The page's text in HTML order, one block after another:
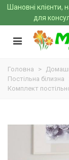
Шановні клієнти,
для
Головна >
Постільна білизна
Комплект